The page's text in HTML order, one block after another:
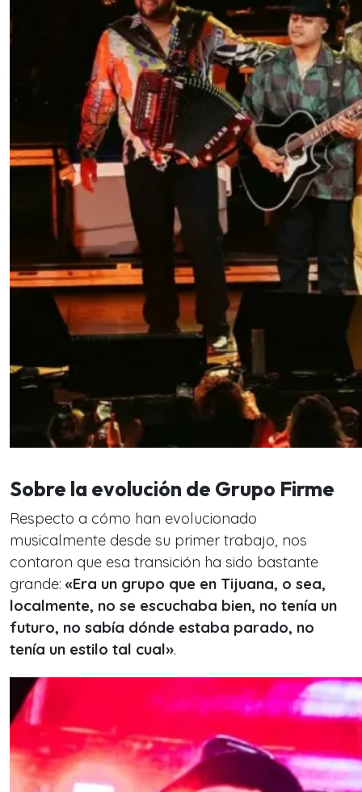
Sobre la evolución de Grupo Firme
Respecto a cómo han evolucionado
musicalmente desde su primer trabajo, nos
contaron que esa transición ha sido bastante
grande: «Era un grupo que en Tijuana, o sea,
localmente, no se escuchaba bien, no tenía un
futuro, no sabía dónde estaba parado, no
tenía un estilo tal cual».